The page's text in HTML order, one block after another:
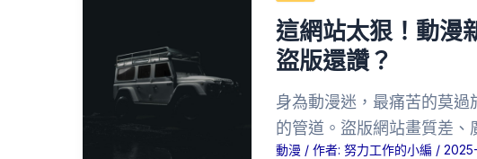
這網站太狠！動漫
盜版還讚？
身為動漫迷，最痛苦的莫
的管道。盜版網站畫質差、
動漫 / 作者: 努力工作的小編 /